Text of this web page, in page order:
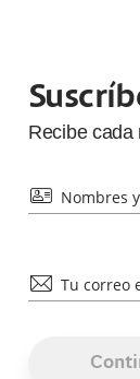
Recibe cada
id Nombres
mail Tu correo